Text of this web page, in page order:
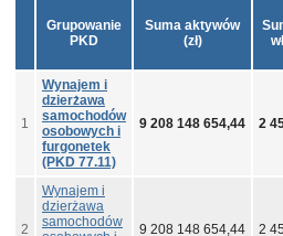
Grupowanie
PKD
Suma aktywów
(zł)
1
Wynajem i
dzierżawa
samochodów
osobowych i
furgonetek
(PKD 77.11)
9 208 148 654,44 2
2
Wynajem i
dzierżawa
samochodów
9 208 148 654,44 2